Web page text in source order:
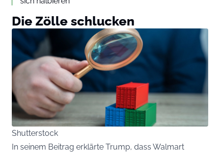
Die Zölle schlucken
Shutterstock
In seinem Beitrag erklärte Trump, dass Walmart